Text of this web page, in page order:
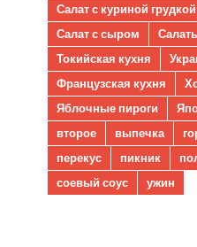
Салат с куриной грудкой
Салат с сыром
Токийская кухня
Французская кухня
Яблочные пироги
второе
выпечка
перекус
пикник
соевый соус
ужин